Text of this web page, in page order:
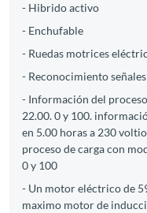
- Hibrido activo
- Enchufable
- Ruedas motrices
- Reconocimiento
- Información del
22.00. 0 y 100.
en 5.00 horas a 230
proceso de carga con
0 y 100
- Un motor eléctrico de
maximo motor de